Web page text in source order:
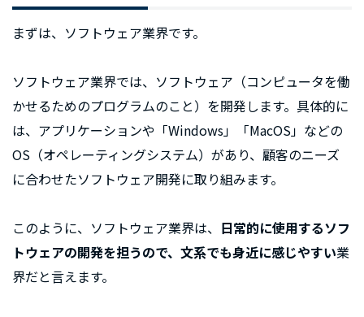
まずは、ソフトウェア業界です。
ソフトウェア業界では、ソフトウェア（コンピュータを働
かせるためのプログラムのこと）を開発します。具体的に
は、アプリケーションや「Windows」「MacOS」などの
OS（オペレーティングシステム）があり、顧客のニーズ
に合わせたソフトウェア開発に取り組みます。
このように、ソフトウェア業界は、 日常的に使用するソフ
トウェアの開発を担うので、文系でも身近に感じやすい業
界だと言えます。